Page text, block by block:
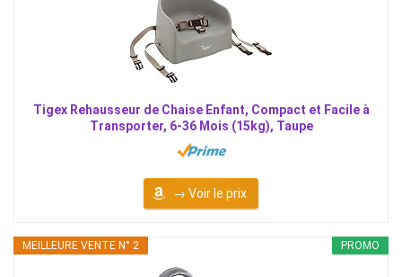
Tigex Rehausseur de Chaise Enfant, Compact et Facile à
Transporter, 6-36 Mois (15kg), Taupe
→ Voir le prix
PROMO
MEILLEURE VENTE N° 2